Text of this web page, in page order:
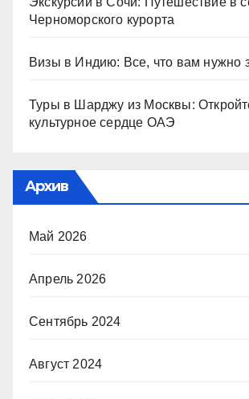
Черноморского курорта
Визы в Индию: Все, что вам нужно
Туры в Шарджу из Москвы:
культурное сердце ОАЭ
Архив
Май 2026
Апрель 2026
Сентябрь 2024
Август 2024